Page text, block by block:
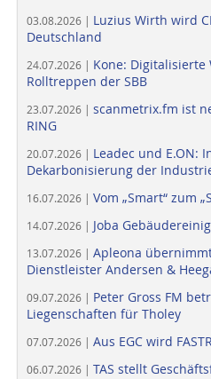
03.08.2026 | Luzius Wirth wird
Deutschland
24.07.2026 | Kone:
Rolltreppen der SBB
23.07.2026 | scanmetrix.fm ist
RING
20.07.2026 | Leadec und E.ON:
Dekarbonisierung der
16.07.2026 | Vom „Smart“ zum
14.07.2026 | Joba
13.07.2026 | Apleona
Dienstleister Andersen &
09.07.2026 | Peter Gross FM
Liegenschaften für Tholey
07.07.2026 | Aus EGC wird FASTR
06.07.2026 | TAS stellt